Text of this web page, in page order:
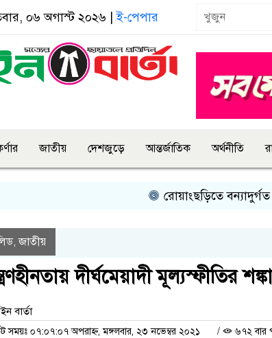
০৬ অগাস্ট ২০২৬ |ই-পেপার
জাতীয় দেশজুড়ে আন্তর্জাতিক অর্থনীতি
রোয়াংছড়িতে বন্যাদুর্গত
,জাতীয়
দীর্ঘমেয়াদী মূল্যস্ফীতির শঙ্কা
বার্তা
সময়ঃ ০৭:০৭:০৭ অপরাহ্ন, মঙ্গলবার, ২৩ নভেম্বর ২০২১ / ৬৭২ বার